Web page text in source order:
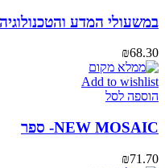
במשעולי המדע
₪68.30
Add to wishlist
הוספה לסל
NEW MOSAIC- ספר
₪71.70